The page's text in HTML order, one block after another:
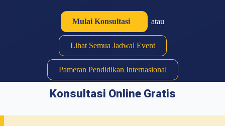
Mulai Konsultasi atau
Lihat Semua Jadwal Event
Pameran Pendidikan Internasional
Konsultasi Online Gratis